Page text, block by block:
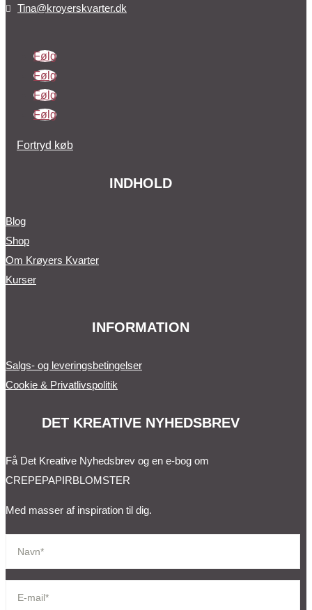
 Tina@kroyerskvarter.dk
Følg
Følg
Følg
Følg
Fortryd køb
INDHOLD
Blog
Shop
Om Krøyers Kvarter
Kurser
INFORMATION
Salgs- og leveringsbetingelser
Cookie & Privatlivspolitik
DET KREATIVE NYHEDSBREV
Få Det Kreative Nyhedsbrev og en e-bog om
CREPEPAPIRBLOMSTER
Med masser af inspiration til dig.